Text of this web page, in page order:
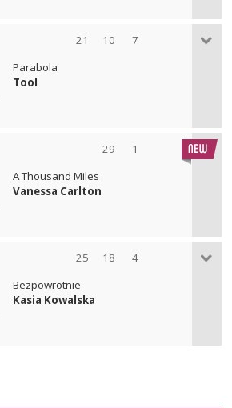
21 10 7
Parabola
Tool
29 1
A Thousand Miles
Vanessa Carlton
25 18 4
Bezpowrotnie
Kasia Kowalska